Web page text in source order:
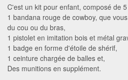
C'est un kit pour enfant, composé de
1 bandana rouge de cowboy, que
du cou ou du bras,
1 pistolet en imitation bois et métal
1 badge en forme d'étoile de shérif,
1 ceinture chargée de balles et,
Des munitions en supplément.